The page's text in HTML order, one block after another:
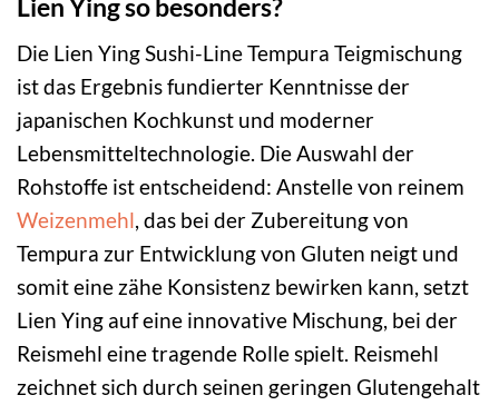
Lien Ying so besonders?
Die Lien Ying Sushi-Line Tempura Teigmischung
ist das Ergebnis fundierter Kenntnisse der
japanischen Kochkunst und moderner
Lebensmitteltechnologie. Die Auswahl der
Rohstoffe ist entscheidend: Anstelle von reinem
Weizenmehl , das bei der Zubereitung von
Tempura zur Entwicklung von Gluten neigt und
somit eine zähe Konsistenz bewirken kann, setzt
Lien Ying auf eine innovative Mischung, bei der
Reismehl eine tragende Rolle spielt. Reismehl
zeichnet sich durch seinen geringen Glutengehalt